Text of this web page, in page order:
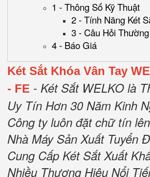
1 - Thông Số Kỹ Thuật
2 - Tính Năng Két
3 - Câu Hỏi
4 - Báo Giá
Két Sắt Khóa Vân Tay
- FE - Két Sắt WELKO là
Uy Tín Hơn 30 Năm Kinh
Công ty luôn đặt chữ tín
Nhà Máy Sản Xuất Tuyển
Cung Cấp Két Sắt Xuất
Nhiều Thương Hiệu Nổi